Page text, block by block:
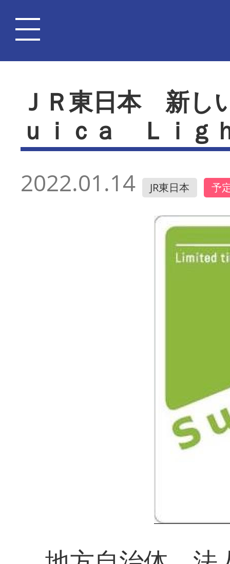
ＪＲ東日本 新し
ｕｉｃａ Ｌｉｇ
2022.01.14 JR東日本 予